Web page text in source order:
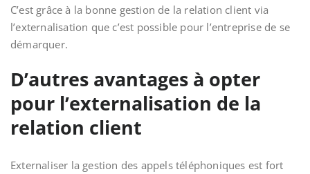
C’est grâce à la bonne gestion de la relation client via
l’externalisation que c’est possible pour l’entreprise de se
démarquer.
D’autres avantages à opter
pour l’externalisation de la
relation client
Externaliser la gestion des appels téléphoniques est fort